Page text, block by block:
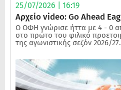
25/07/2026 | 16:19
Αρχείο video: Go Ahead
Ο ΟΦΗ γνώρισε ήττα με 4 - 0
στο πρώτο του φιλικό
της αγωνιστικής σεζόν 2026/